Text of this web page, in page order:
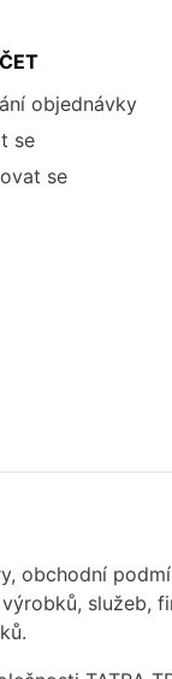
objednávky
se
se
obchodní
služeb,